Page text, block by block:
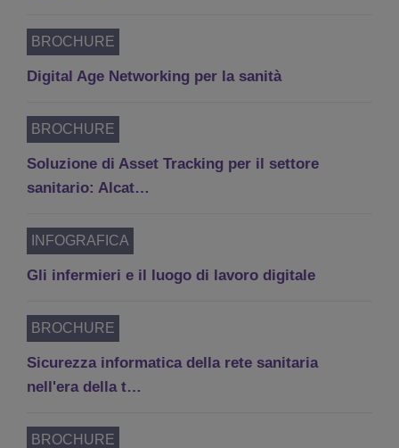
BROCHURE
Digital Age Networking per la sanità
BROCHURE
Soluzione di Asset Tracking per il settore
sanitario: Alcat…
INFOGRAFICA
Gli infermieri e il luogo di lavoro digitale
BROCHURE
Sicurezza informatica della rete sanitaria
nell'era della t…
BROCHURE